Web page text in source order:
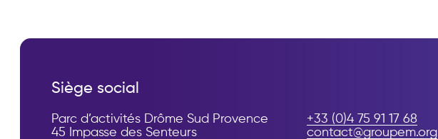
Siège social
Parc d’activités Drôme Sud Provence
45 Impasse des Senteurs
+33 (0)4 75 91 17 68
contact@groupem.org